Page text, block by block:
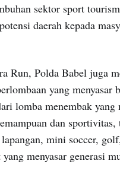
sektor sport
daerah kepada
Run, Polda Babel juga
yang menyasar
lomba menembak yang
dan sportivitas,
mini soccer,
menyasar generasi